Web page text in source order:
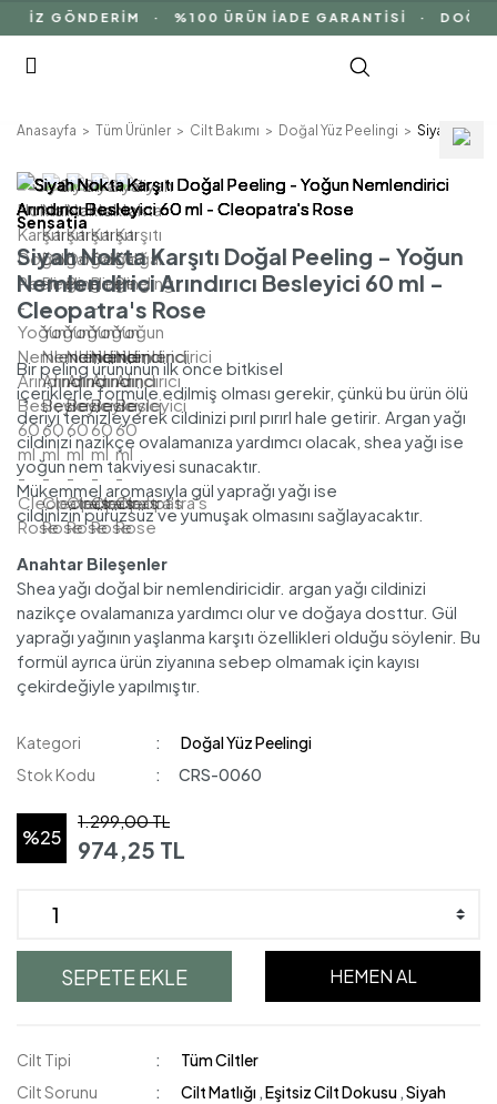
GÖNDERİM · %100 ÜRÜN İADE GARANTİSİ · DOĞAL
Anasayfa Tüm Ürünler Cilt Bakımı Doğal Yüz Peelingi Siyah Nokta
Sensatia
Siyah Nokta Karşıtı Doğal Peeling - Yoğun
Nemlendirici Arındırıcı Besleyici 60 ml -
Cleopatra's Rose
Bir peling ürününün ilk önce bitkisel
içeriklerle formüle edilmiş olması gerekir, çünkü bu ürün ölü
deriyi temizleyerek cildinizi pırıl pırırl hale getirir. Argan yağı
cildinizi nazikçe ovalamanıza yardımcı olacak, shea yağı ise
yoğun nem takviyesi sunacaktır.
Mükemmel aromasıyla gül yaprağı yağı ise
cildinizin pürüzsüz ve yumuşak olmasını sağlayacaktır.
Anahtar Bileşenler
Shea yağı doğal bir nemlendiricidir. argan yağı cildinizi
nazikçe ovalamanıza yardımcı olur ve doğaya dosttur. Gül
yaprağı yağının yaşlanma karşıtı özellikleri olduğu söylenir. Bu
formül ayrıca ürün ziyanına sebep olmamak için kayısı
çekirdeğiyle yapılmıştır.
Kategori
Doğal Yüz Peelingi
Stok Kodu
CRS-0060
%25
1.299,00 TL
974,25 TL
SEPETE EKLE HEMEN AL
Cilt Tipi
Tüm Ciltler
Cilt Sorunu
Cilt Matlığı ,Eşitsiz Cilt Dokusu ,Siyah